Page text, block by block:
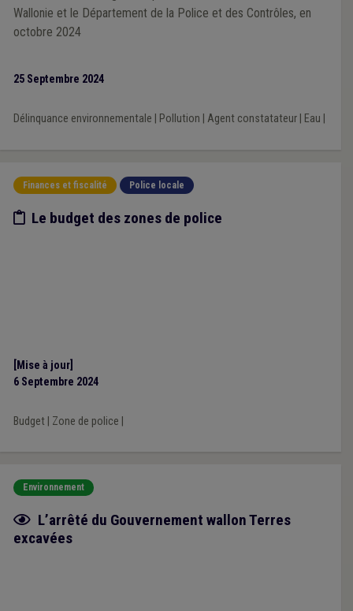
Wallonie et le Département de la Police et des Contrôles, en
octobre 2024
25 Septembre 2024
Délinquance environnementale Pollution Agent constatateur| Eau
Finances et fiscalité Police locale
Etude/chiffres
Le budget des zones de police
[Mise à jour]
6 Septembre 2024
Budget| Zone de police
Environnement
Fiche focus
L’arrêté du Gouvernement wallon Terres
excavées